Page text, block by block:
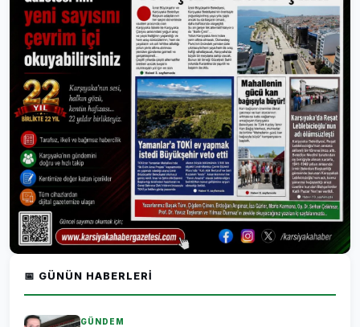
📅 GÜNÜN HABERLERI
GÜNDEM